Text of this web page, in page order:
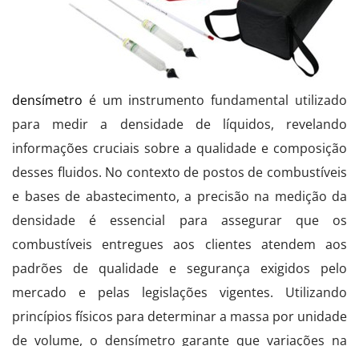
densímetro é um instrumento fundamental utilizado
para medir a densidade de líquidos, revelando
informações cruciais sobre a qualidade e composição
desses fluidos. No contexto de postos de combustíveis
e bases de abastecimento, a precisão na medição da
densidade é essencial para assegurar que os
combustíveis entregues aos clientes atendem aos
padrões de qualidade e segurança exigidos pelo
mercado e pelas legislações vigentes. Utilizando
princípios físicos para determinar a massa por unidade
de volume, o densímetro garante que variações na